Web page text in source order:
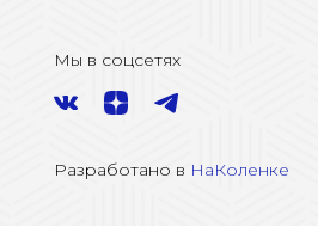
Мы в соцсетях
Разработано в НаКоленке